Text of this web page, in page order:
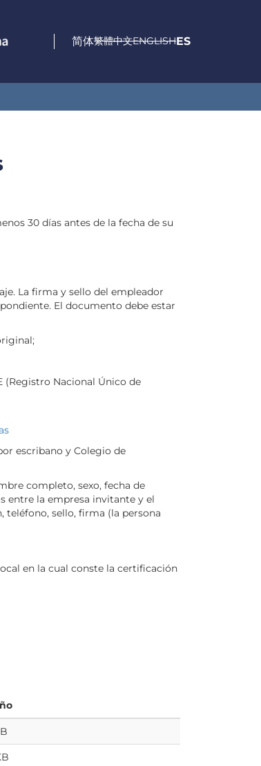
简体繁體中文ENGLISHES
30 días antes de la fecha de su
La firma y sello del empleador
El documento debe estar
(Registro Nacional Único de
escribano y Colegio de
completo, sexo, fecha de
entre la empresa invitante y el
teléfono, sello, firma (la persona
en la cual conste la certificación